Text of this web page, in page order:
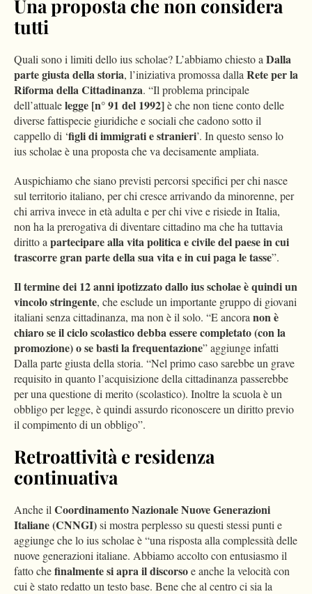
Una proposta che non considera
tutti
Quali sono i limiti dello ius scholae? L’abbiamo chiesto aDalla
parte giusta della storia, l’iniziativa promossa dallaRete per la
Riforma della Cittadinanza. “Il problema principale
dell’attualelegge [n° 91 del 1992]è che non tiene conto delle
diverse fattispecie giuridiche e sociali che cadono sotto il
cappello di ‘figli di immigrati e stranieri’. In questo senso lo
ius scholae è una proposta che va decisamente ampliata.
Auspichiamo che siano previsti percorsi specifici per chi nasce
sul territorio italiano, per chi cresce arrivando da minorenne, per
chi arriva invece in età adulta e per chi vive e risiede in Italia,
non ha la prerogativa di diventare cittadino ma che ha tuttavia
diritto apartecipare alla vita politica e civile del paese in cui
trascorre gran parte della sua vita e in cui paga le tasse”.
Il termine dei 12 anni ipotizzato dallo ius scholae è quindi un
vincolo stringente, che esclude un importante gruppo di giovani
italiani senza cittadinanza, ma non è il solo. “E ancoranon è
chiaro se il ciclo scolastico debba essere completato (con la
promozione) o se basti la frequentazione” aggiunge infatti
Dalla parte giusta della storia. “Nel primo caso sarebbe un grave
requisito in quanto l’acquisizione della cittadinanza passerebbe
per una questione di merito (scolastico). Inoltre la scuola è un
obbligo per legge, è quindi assurdo riconoscere un diritto previo
il compimento di un obbligo”.
Retroattività e residenza
continuativa
Anche ilCoordinamento Nazionale Nuove Generazioni
Italiane (CNNGI)si mostra perplesso su questi stessi punti e
aggiunge che lo ius scholae è “una risposta alla complessità delle
nuove generazioni italiane. Abbiamo accolto con entusiasmo il
fatto chefinalmente si apra il discorsoe anche la velocità con
cui è stato redatto un testo base. Bene che al centro ci sia la